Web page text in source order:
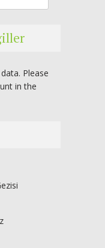
Please
in the